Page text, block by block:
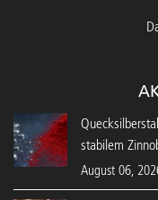
stabilem
August 06,